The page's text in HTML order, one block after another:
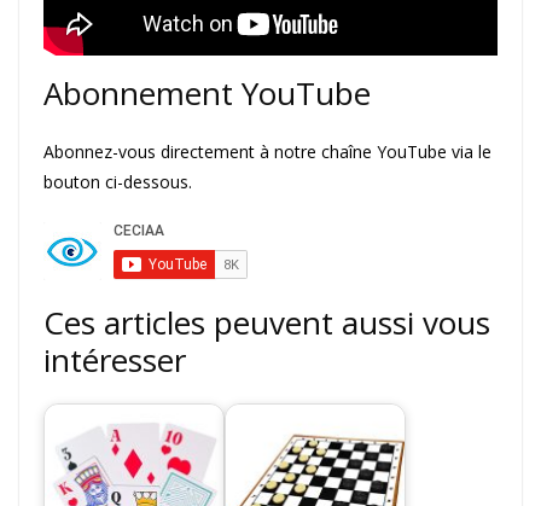
Abonnement YouTube
Abonnez-vous directement à notre chaîne YouTube via le
bouton ci-dessous.
Ces articles peuvent aussi vous
intéresser